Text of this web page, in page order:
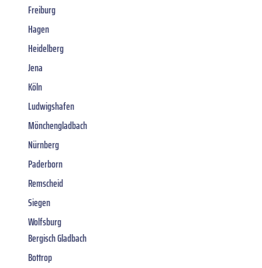
Freiburg
Hagen
Heidelberg
Jena
Köln
Ludwigshafen
Mönchengladbach
Nürnberg
Paderborn
Remscheid
Siegen
Wolfsburg
Bergisch Gladbach
Bottrop